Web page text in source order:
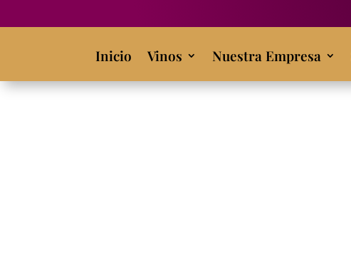
Inicio Vinos Nuestra Empresa